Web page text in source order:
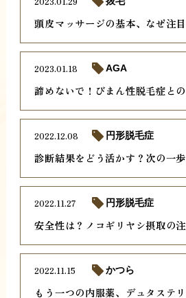
頭皮マッサージの基本、なぜ注
諦めないで！びまん性脱毛症と
2023.01.18 AGA
診断結果をどう活かす？次の一
2022.12.08 円形脱毛症
安全性は？ノコギリヤシ摂取の
2022.11.27 円形脱毛症
もう一つの内服薬、デュタステ
2022.11.15 かつら